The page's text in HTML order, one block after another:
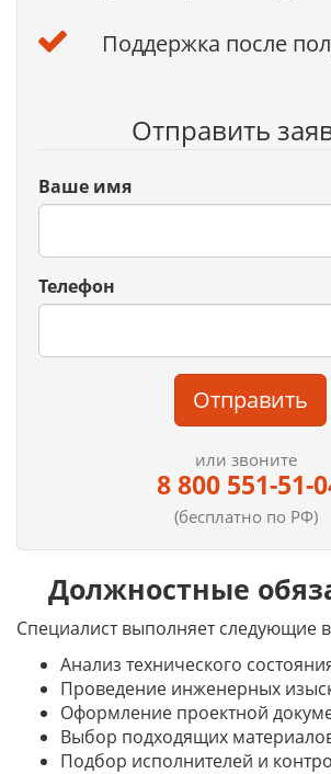
Поддержка после
Отправить
Ваше имя
Телефон
Отправить
или звоните
8 800 551-51-
(бесплатно по РФ)
Должностные
Специалист выполняет следующие
Анализ технического
Проведение инженерных
Оформление проектной
Выбор подходящих
Подбор исполнителей и